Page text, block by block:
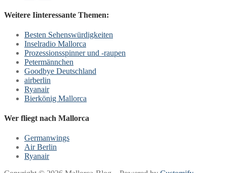
Weitere Iinteressante Themen:
Besten Sehenswürdigkeiten
Inselradio Mallorca
Prozessionsspinner und -raupen
Petermännchen
Goodbye Deutschland
airberlin
Ryanair
Bierkönig Mallorca
Wer fliegt nach Mallorca
Germanwings
Air Berlin
Ryanair